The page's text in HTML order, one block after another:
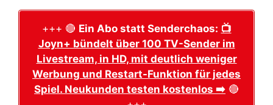
+++ 🔴 Ein Abo statt Senderchaos: 📺
Joyn+ bündelt über 100 TV-Sender im
Livestream, in HD, mit deutlich weniger
Werbung und Restart-Funktion für jedes
Spiel. Neukunden testen kostenlos ➡️ 🔴